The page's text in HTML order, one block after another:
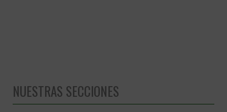
NUESTRAS SECCIONES